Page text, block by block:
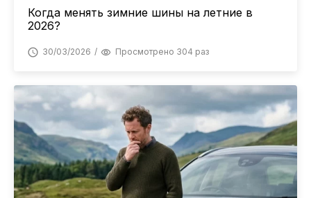
Когда менять зимние шины на летние в
2026?
30/03/2026 Просмотрено 304 раз